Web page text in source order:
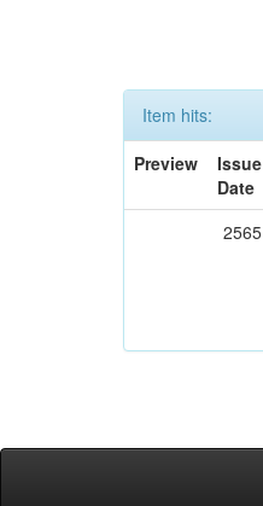
Item hits:
Preview
Issue
Date
2565